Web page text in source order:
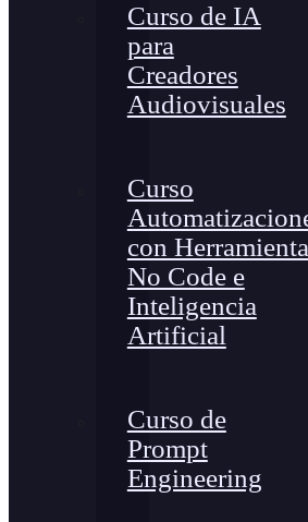
Curso de IA
para
Creadores
Audiovisuales
Curso
con
No Code e
Inteligencia
Artificial
Curso de
Prompt
Engineering